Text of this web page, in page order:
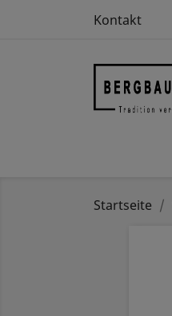
Kontakt
Startseite